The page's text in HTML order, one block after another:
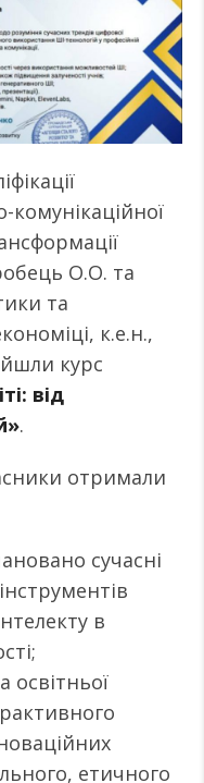
О.О. та
та
к.е.н.,
курс
від
.
отримали
сучасні
в
освітньої
етичного